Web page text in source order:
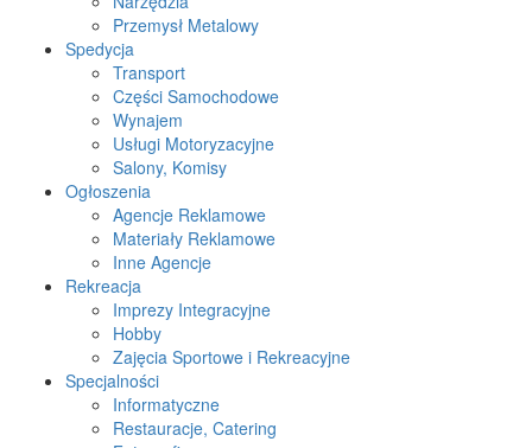
Przemysł Metalowy
Spedycja
Transport
Części Samochodowe
Wynajem
Usługi Motoryzacyjne
Salony, Komisy
Ogłoszenia
Agencje Reklamowe
Materiały Reklamowe
Inne Agencje
Rekreacja
Imprezy Integracyjne
Hobby
Zajęcia Sportowe i Rekreacyjne
Specjalności
Informatyczne
Restauracje, Catering